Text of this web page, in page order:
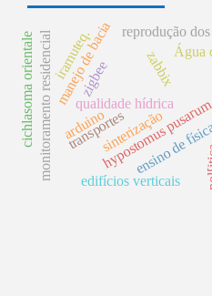
ensino de
qualidade hídrica
manejo de bacia
sinterização
monitoramento residencial zigbee zabbixÁgua
reprodução
cichlasoma orientale hypostomus
transportes
iramuteq.
edifícios verticais
arduino